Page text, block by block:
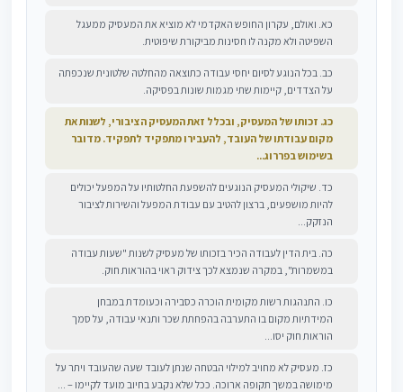
כא. ואולם, עקרון החופש האקדמי לא מוציא את המעסיק ממעגל
השפיטה ולא מקנה לו חסינות מביקורת שיפוטית.
כב. בכל הנוגע לסיום יחסי עבודה כתוצאה מהחלטה שלטונית שנכפתה
על הצדדים, קיימות שתי מגמות שונות בפסיקה.
כג. זכותו של המעסיק, ובכלל זאת המעסיק הציבורי, לשנות את
מקום עבודתו של העובד, להעבירו מתפקיד לתפקיד. מדובר
בשימוש בפררוג...
כד. שיקולי המעסיק הנוגעים להשפעת החלטותיו על המפעל יכולים
להיות מושפעים, ברצון להטיב עם עבודת המפעל והשירות לציבור
הנזקק...
כה. בית הדין לעבודה הכיר בזכותו של מעסיק לשנות "שעות עבודה
במשמרות", במקרה שנמצא לכך צידוק ראוי בהוראות חוק.
כו. התנהגות רשות מקומית הוכרה כסבירה וכעומדת במבחן
המידתיות מקום בו התערבה בהפחתת שכר ותנאי עבודה, על סמך
הוראות חוק יסו...
כז. מעסיק לא מחויב למילוי הבטחה שנתן לעובד שעה שהעובד ויתר על
מימושה במשך תקופה ארוכה. ככל שלא נקבע בחיוב מועד לקיימו – ...